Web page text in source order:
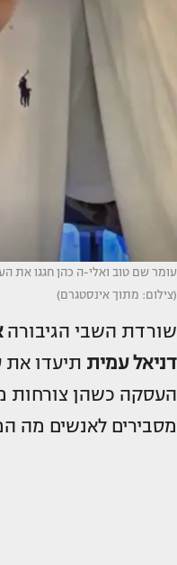
עומר שם טוב ואלי-ה כהן חגגו את
(צילום: מתוך אינסטגרם)
שורדת השבי הגיבורה
דניאל עמית תיעדו את
העסקה כשהן צורחות
מסבירים לאנשים מה